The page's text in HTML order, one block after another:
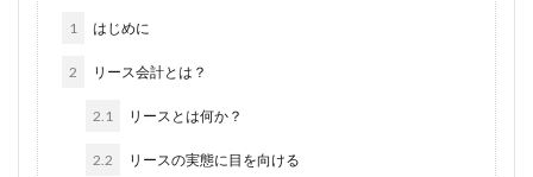
1 はじめに
2 リース会計とは？
2.1 リースとは何か？
2.2 リースの実態に目を向ける